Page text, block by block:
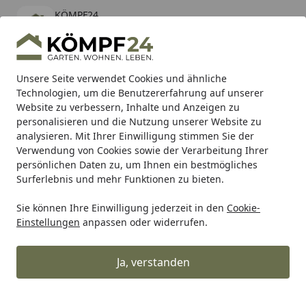
Unsere Seite verwendet Cookies und ähnliche
Technologien, um die Benutzererfahrung auf unserer
Website zu verbessern, Inhalte und Anzeigen zu
personalisieren und die Nutzung unserer Website zu
analysieren. Mit Ihrer Einwilligung stimmen Sie der
Verwendung von Cookies sowie der Verarbeitung Ihrer
persönlichen Daten zu, um Ihnen ein bestmögliches
Surferlebnis und mehr Funktionen zu bieten.
Sie können Ihre Einwilligung jederzeit in den Cookie-
Einstellungen anpassen oder widerrufen.
Ja, verstanden
KÖMPF24
kostenlos - Im App Store
Hotline
Alle Produkte
Mein Konto
Suchen
Karibu Pools inkl. gratis Sandfilteranlage & Pool-
Starterset (Gesamtwert bis 468,99€)
Startseite
Zaun Sichtschutzzaun Natürlicher Sichtschutz
T&J FAKO Natürlicher Sichtschutz
Zaun